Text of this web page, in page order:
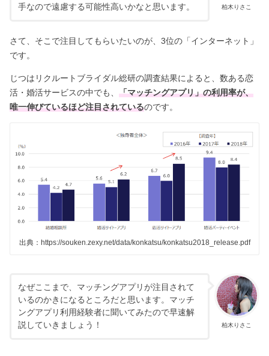
柏木りさこ
手なので遠慮する可能性高いかなと思います。
さて、そこで注目してもらいたいのが、3位の「インターネット」
です。
じつはリクルートブライダル総研の調査結果によると、数ある恋
活・婚活サービスの中でも、「マッチングアプリ」の利用率が、
唯一伸びているほど注目されているのです。
出典：https://souken.zexy.net/data/konkatsu/konkatsu2018_release.pdf
柏木りさこ
なぜここまで、マッチングアプリが注目されて
いるのかきになるところだと思います。マッチ
ングアプリ利用経験者に聞いてみたので早速解
説していきましょう！